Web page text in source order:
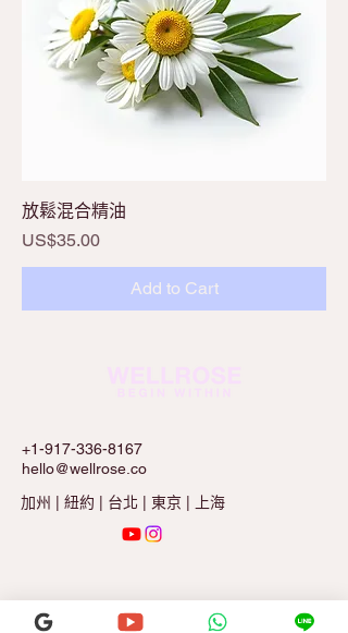
放鬆混合精油
Price
US$35.00
Add to Cart
+1-917-336-8167
hello@wellrose.co
加州 | 紐約 | 台北 | 東京 | 上海